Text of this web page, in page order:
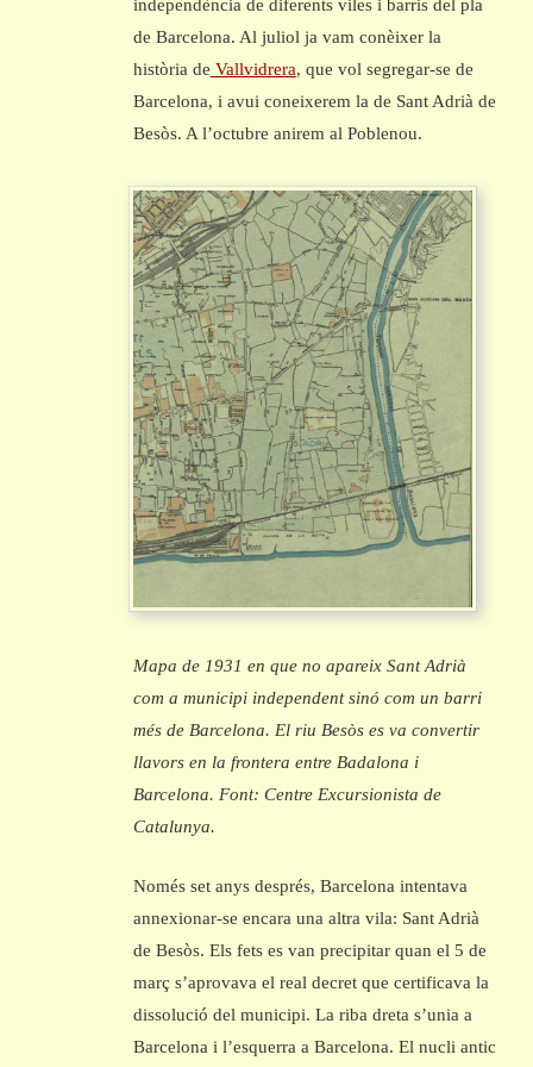
independència de diferents viles i barris del pla
de Barcelona. Al juliol ja vam conèixer la
història de Vallvidrera, que vol segregar-se de
Barcelona, i avui coneixerem la de Sant Adrià de
Besòs. A l’octubre anirem al Poblenou.
Mapa de 1931 en que no apareix Sant Adrià
com a municipi independent sinó com un barri
més de Barcelona. El riu Besòs es va convertir
llavors en la frontera entre Badalona i
Barcelona. Font: Centre Excursionista de
Catalunya.
Només set anys després, Barcelona intentava
annexionar-se encara una altra vila: Sant Adrià
de Besòs. Els fets es van precipitar quan el 5 de
març s’aprovava el real decret que certificava la
dissolució del municipi. La riba dreta s’unia a
Barcelona i l’esquerra a Barcelona. El nucli antic